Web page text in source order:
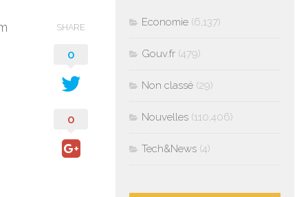
SHARE
0
0
Economie (6,137)
Gouv.fr (479)
Non classé (29)
Nouvelles (110,406)
Tech&News (4)